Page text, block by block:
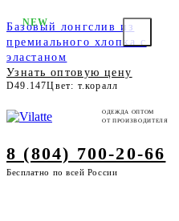
Базовый лонгслив из
премиального хлопка с
эластаном
Узнать оптовую цену
D49.147Цвет: т.коралл
NEW
ОДЕЖДА ОПТОМ
ОТ ПРОИЗВОДИТЕЛЯ
8 (804) 700-20-66
Бесплатно по всей России